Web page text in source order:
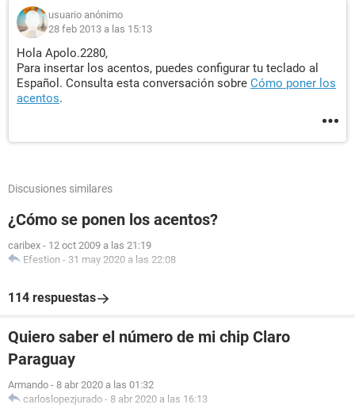
usuario anónimo
28 feb 2013 a las 15:13
Hola Apolo.2280,
Para insertar los acentos, puedes configurar tu teclado al
Español. Consulta esta conversación sobre Cómo poner los
acentos.
Discusiones similares
¿Cómo se ponen los acentos?
caribex - 12 oct 2009 a las 21:19
Efestion - 31 may 2020 a las 22:08
114 respuestas
Quiero saber el número de mi chip Claro
Paraguay
Armando - 8 abr 2020 a las 01:32
carloslopezjurado - 8 abr 2020 a las 16:13